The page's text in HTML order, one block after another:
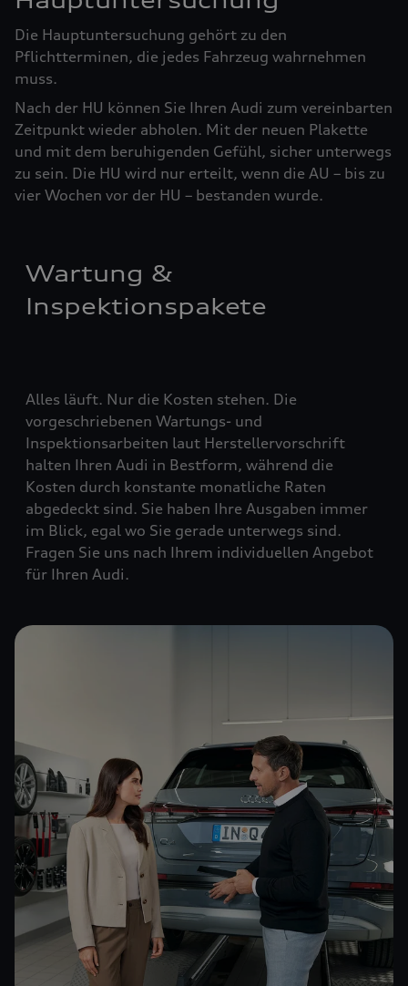
Die Hauptuntersuchung gehört zu den
Pflichtterminen, die jedes Fahrzeug wahrnehmen
muss.
Nach der HU können Sie Ihren Audi zum vereinbarten
Zeitpunkt wieder abholen. Mit der neuen Plakette
und mit dem beruhigenden Gefühl, sicher unterwegs
zu sein. Die HU wird nur erteilt, wenn die AU – bis zu
vier ­Woch­en vor der HU – bestanden wurde.
Wartung &
Inspektionspakete
Alles läuft. Nur die Kosten stehen. Die
vorgeschriebenen Wartungs- und
Inspektionsarbeiten laut Herstellervorschrift
halten Ihren Audi in Bestform, während die
Kosten durch konstante monatliche Raten
abgedeckt sind. Sie haben Ihre Ausgaben immer
im Blick, egal wo Sie gerade unterwegs sind.
Fragen Sie uns nach Ihrem individuellen Angebot
für Ihren Audi.